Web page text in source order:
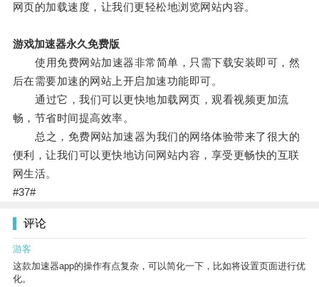
网页的加载速度，让我们更轻松地浏览网站内容。
游戏加速器永久免费版
使用免费网站加速器非常简单，只需下载安装即可，然
后在需要加速的网站上开启加速功能即可。
通过它，我们可以更快地加载网页，观看视频更加流
畅，节省时间提高效率。
总之，免费网站加速器为我们的网络体验带来了很大的
便利，让我们可以更快地访问网站内容，享受更畅快的互联
网生活。
#37#
评论
游客
这款加速器app的操作有点复杂，可以简化一下，比如将设置页面进行优
化。